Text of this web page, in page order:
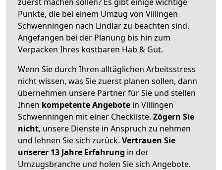
Punkte, die bei einem Umzug von Villingen
Schwenningen nach Lindlar zu beachten sind.
Angefangen bei der Planung bis hin zum
Verpacken Ihres kostbaren Hab & Gut.
Wenn Sie durch Ihren alltäglichen Arbeitsstress
nicht wissen, was Sie zuerst planen sollen, dann
übernehmen unsere Partner für Sie und stellen
Ihnen kompetente Angebote in Villingen
Schwenningen mit einer Checkliste. Zögern Sie
nicht, unsere Dienste in Anspruch zu nehmen
und lehnen Sie sich zurück. Vertrauen Sie
unserer 13 Jahre Erfahrung in der
Umzugsbranche und holen Sie sich Angebote.